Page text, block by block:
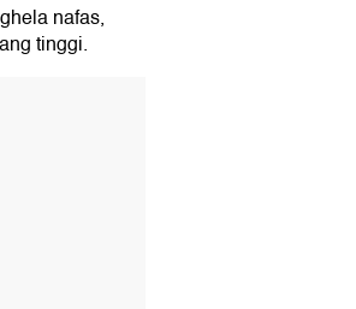
nafas,
tinggi.